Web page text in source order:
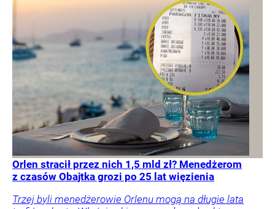
Orlen stracił przez nich 1,5 mld zł? Menedżerom
z czasów Obajtka grozi po 25 lat więzienia
Trzej byli menedżerowie Orlenu mogą na długie lata